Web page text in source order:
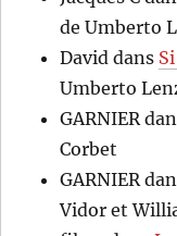
de Umberto
David dans
Umberto
GARNIER
Corbet
GARNIER
Vidor et